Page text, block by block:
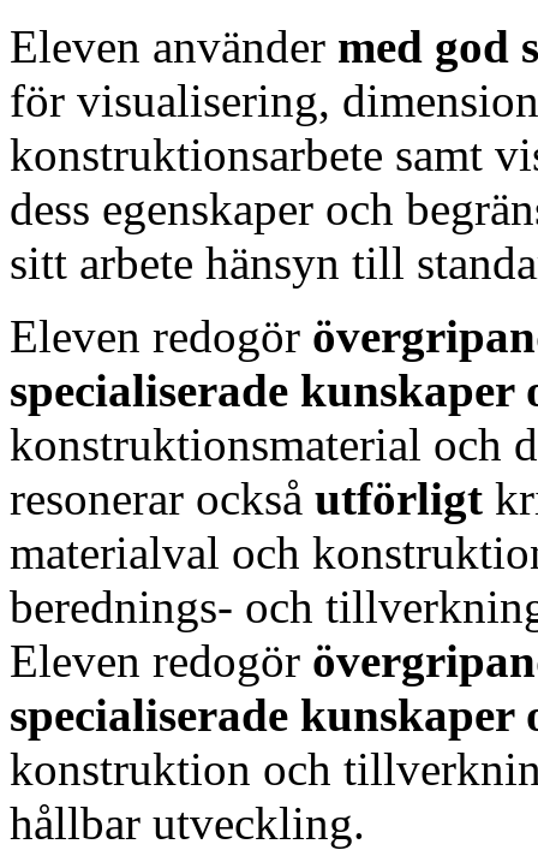
Eleven använder med god
för visualisering,
konstruktionsarbete samt
dess egenskaper och
sitt arbete hänsyn till
Eleven redogör
specialiserade kunskaper
konstruktionsmaterial och
resonerar också utförligt
materialval och
berednings- och
Eleven redogör
specialiserade kunskaper
konstruktion och
hållbar utveckling.